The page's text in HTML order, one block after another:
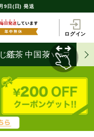
9日(日) 発送
ログイン
茶
紅茶 中国茶ハーブティ